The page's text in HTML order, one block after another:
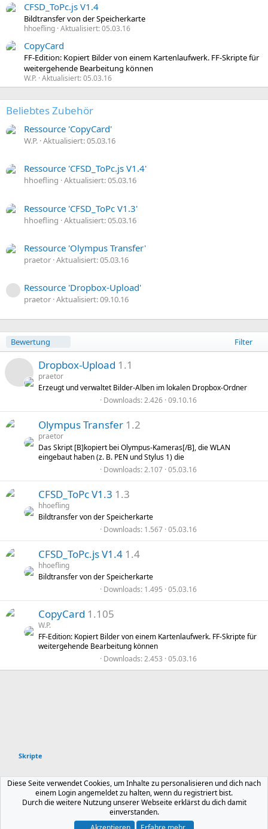
CFSD_ToPc.js V1.4
Bildtransfer von der Speicherkarte
hhoefling Aktualisiert:05.03.16
CopyCard
FF-Edition: Kopiert Bilder von einem Kartenlaufwerk. FF-Skripte für
weitergehende Bearbeitung können
W.P. Aktualisiert:05.03.16
Beliebtes Zubehör
Ressource 'CopyCard'
W.P. Aktualisiert:05.03.16
0
0
S
e
r
n
)
Ressource 'CFSD_ToPc.js V1.4'
hhoefling Aktualisiert:05.03.16
0
0
S
e
r
n
)
Ressource 'CFSD_ToPc V1.3'
hhoefling Aktualisiert:05.03.16
0
0
S
e
r
n
e
)
Ressource 'Olympus Transfer'
praetor Aktualisiert:05.03.16
0
0
S
e
r
(
e
)
Ressourcen-Icon
Ressource 'Dropbox-Upload'
praetor Aktualisiert:09.10.16
,
0
t
e
r
(
)
Bewertung
A
b
s
e
n
Filter
e
ss
u
rc
e
n-
o
Dropbox-Upload 1.1
praetor
Erzeugt und verwaltet Bilder-Alben im lokalen Dropbox-Ordner
0
0
e
r
n
e
)
Downloads 2.426 09.10.16
Olympus Transfer 1.2
praetor
Das Skript [B]kopiert bei Olympus-Kameras[/B], die WLAN
eingebaut haben (z. B. PEN und Stylus 1) die
0
0
e
r
(
e
)
Downloads 2.107 05.03.16
CFSD_ToPc V1.3 1.3
hhoefling
Bildtransfer von der Speicherkarte
0
0
e
r
(
e
)
Downloads 1.567 05.03.16
CFSD_ToPc.js V1.4 1.4
hhoefling
Bildtransfer von der Speicherkarte
0
0
e
r
n
e
Downloads 1.495 05.03.16
CopyCard 1.105
W.P.
FF-Edition: Kopiert Bilder von einem Kartenlaufwerk. FF-Skripte für
weitergehende Bearbeitung können
0 Downloads 2.453 05.03.16
Skripte
Deutsch
Kontakt
Nutzungsbedingungen
Datenschutz
Start
R
S
S
Diese Seite verwendet Cookies, um Inhalte zu personalisieren und dich nach
einem Login angemeldet zu halten, wenn du registriert bist.
Durch die weitere Nutzung unserer Webseite erklärst du dich damit
einverstanden.